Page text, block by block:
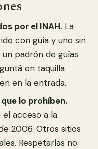
por el INAH. La
con guía y uno sin
un padrón de guías
en taquilla
en la entrada.
lo prohíben.
el acceso a la
2006. Otros sitios
Respetarlas no